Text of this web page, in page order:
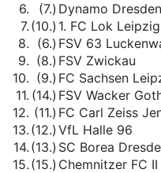
6.
(7.) Dynamo
7. (10.) 1. FC Lok Leipzig
8. (6.) FSV 63
9. (8.) FSV Zwickau
10. (9.) FC Sachsen
11. (14.) FSV Wacker
12. (11.) FC Carl Zeiss
13. (12.) VfL Halle 96
14. (13.) SC Borea
15. (15.) Chemnitzer FC II